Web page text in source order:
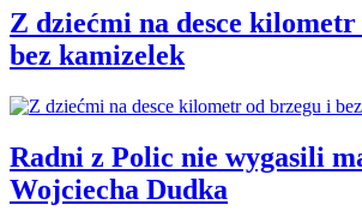
Z dziećmi na desce
bez kamizelek
Radni z Polic nie wygasili
Wojciecha Dudka